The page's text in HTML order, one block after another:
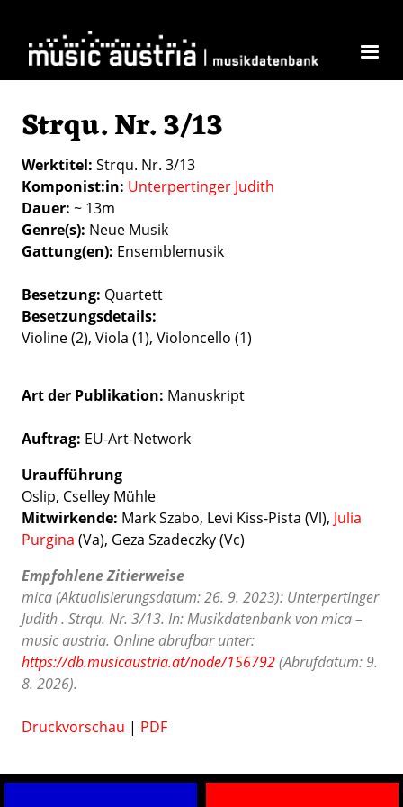
Strqu. Nr. 3/13
Werktitel Strqu. Nr. 3/13
Komponist:in Unterpertinger Judith
Dauer ~ 13m
Genre(s) Neue Musik
Gattung(en) Ensemblemusik
Besetzung Quartett
Besetzungsdetails
Violine (2), Viola (1), Violoncello (1)
Art der Publikation Manuskript
Auftrag: EU-Art-Network
Uraufführung
Oslip, Cselley Mühle
Mitwirkende: Mark Szabo, Levi Kiss-Pista (Vl), Julia
Purgina (Va), Geza Szadeczky (Vc)
Empfohlene Zitierweise
mica (Aktualisierungsdatum: 26. 9. 2023): Unterpertinger
Judith . Strqu. Nr. 3/13. In: Musikdatenbank von mica –
music austria. Online abrufbar unter:
https://db.musicaustria.at/node/156792(Abrufdatum: 9.
8. 2026).
Druckvorschau | PDF